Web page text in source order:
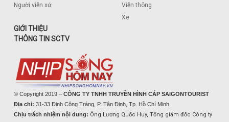
Người viễn xứ
Viễn thông
Xe
GIỚI THIỆU
THÔNG TIN SCTV
© Copyright 2019 – CÔNG TY TNHH TRUYỀN HÌNH CÁP SAIGONTOURIST
Địa chỉ: 31-33 Đinh Công Tráng, P. Tân Định, Tp. Hồ Chí Minh.
Chịu trách nhiệm nội dung: Ông Lương Quốc Huy, Tổng giám đốc Công ty